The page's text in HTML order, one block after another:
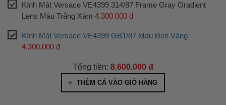
Kính Mát Versace VE4399 314/87 Frame Gray Gradient
Lens Màu Trắng Xám 4.300.000 đ
Kính Mát Versace VE4399 GB1/87 Màu Đen Vàng
4.300.000 đ
Tổng tiền: 8.600.000 đ
THÊM CẢ VÀO GIỎ HÀNG